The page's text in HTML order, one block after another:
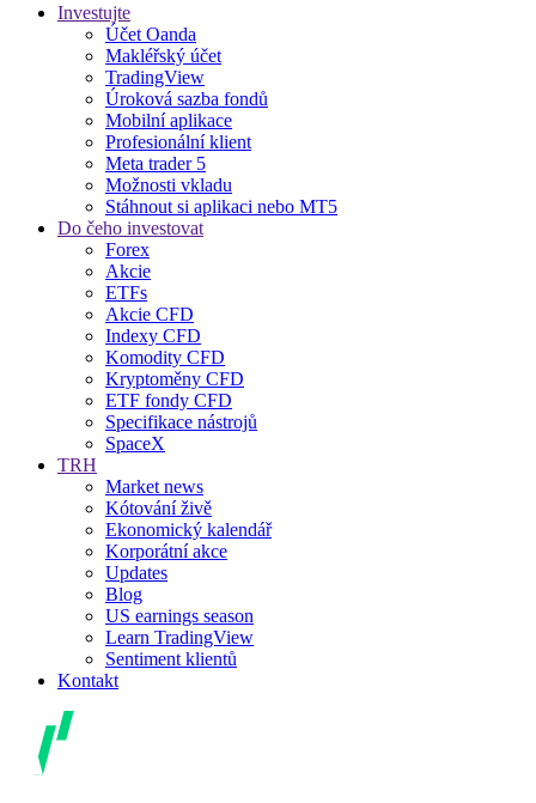
Investujte
Účet Oanda
Makléřský účet
TradingView
Úroková sazba fondů
Mobilní aplikace
Profesionální klient
Meta trader 5
Možnosti vkladu
Stáhnout si aplikaci nebo MT5
Do čeho investovat
Forex
Akcie
ETFs
Akcie CFD
Indexy CFD
Komodity CFD
Kryptoměny CFD
ETF fondy CFD
Specifikace nástrojů
SpaceX
TRH
Market news
Kótování živě
Ekonomický kalendář
Korporátní akce
Updates
Blog
US earnings season
Learn TradingView
Sentiment klientů
Kontakt